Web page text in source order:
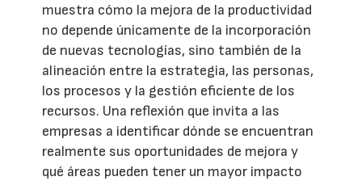
muestra cómo la mejora de la productividad
no depende únicamente de la incorporación
de nuevas tecnologías, sino también de la
alineación entre la estrategia, las personas,
los procesos y la gestión eficiente de los
recursos. Una reflexión que invita a las
empresas a identificar dónde se encuentran
realmente sus oportunidades de mejora y
qué áreas pueden tener un mayor impacto